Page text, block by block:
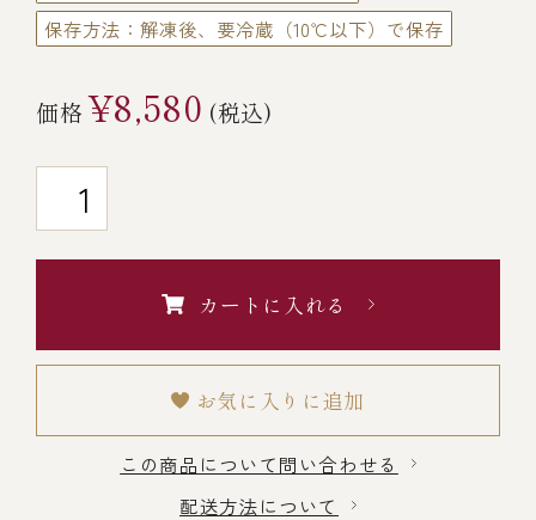
～￥2,999
￥3,000～￥4,999
￥5,000～￥9,999
￥15,000～￥19,999
￥20,000～
保存方法：解凍後、要冷蔵（10℃以下）で保存
価格¥8,580 (税込)
カートに入れる
お気に入りに追加
この商品について問い合わせる
配送方法について